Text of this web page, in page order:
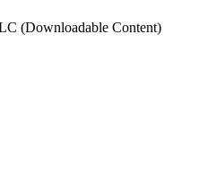
(Downloadable Content)